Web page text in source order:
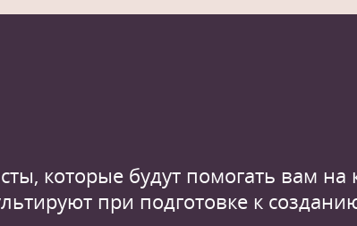
которые будут помогать вам на
при подготовке к